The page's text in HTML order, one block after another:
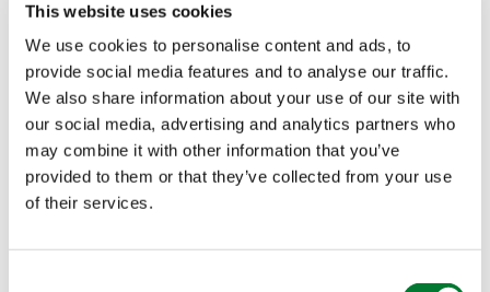
This website uses cookies
We use cookies to personalise content and ads, to
provide social media features and to analyse our traffic.
We also share information about your use of our site with
our social media, advertising and analytics partners who
may combine it with other information that you’ve
provided to them or that they’ve collected from your use
of their services.
La combinación de nuestroAscophyllum
Nodosumcon micronutrientes 100% quelados
explica el aumento de la EUN cuando se emplea